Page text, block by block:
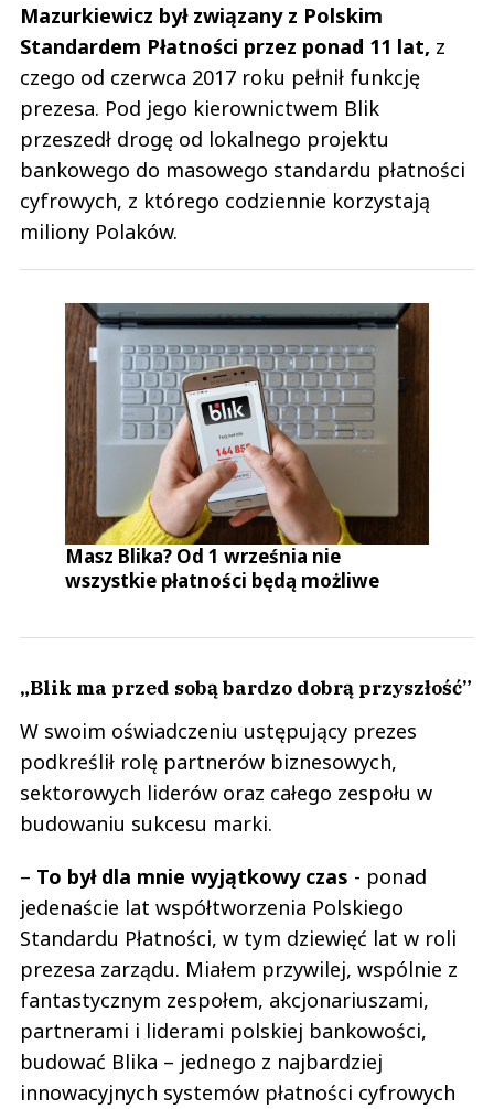
Mazurkiewicz był związany z Polskim
Standardem Płatności przez ponad 11 lat, z
czego od czerwca 2017 roku pełnił funkcję
prezesa. Pod jego kierownictwem Blik
przeszedł drogę od lokalnego projektu
bankowego do masowego standardu płatności
cyfrowych, z którego codziennie korzystają
miliony Polaków.
Masz Blika? Od 1 września nie
wszystkie płatności będą możliwe
„Blik ma przed sobą bardzo dobrą przyszłość”
W swoim oświadczeniu ustępujący prezes
podkreślił rolę partnerów biznesowych,
sektorowych liderów oraz całego zespołu w
budowaniu sukcesu marki.
– To był dla mnie wyjątkowy czas - ponad
jedenaście lat współtworzenia Polskiego
Standardu Płatności, w tym dziewięć lat w roli
prezesa zarządu. Miałem przywilej, wspólnie z
fantastycznym zespołem, akcjonariuszami,
partnerami i liderami polskiej bankowości,
budować Blika – jednego z najbardziej
innowacyjnych systemów płatności cyfrowych